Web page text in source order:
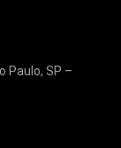
Paulo, SP –